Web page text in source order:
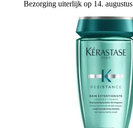
Bezorging uiterlijk op 14. augustus